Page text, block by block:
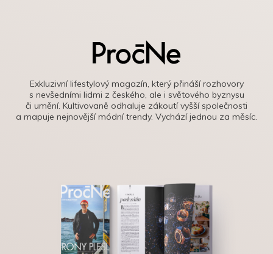
Exkluzivní lifestylový magazín, který přináší rozhovory
s nevšedními lidmi z českého, ale i světového byznysu
či umění. Kultivovaně odhaluje zákoutí vyšší společnosti
a mapuje nejnovější módní trendy. Vychází jednou za měsíc.